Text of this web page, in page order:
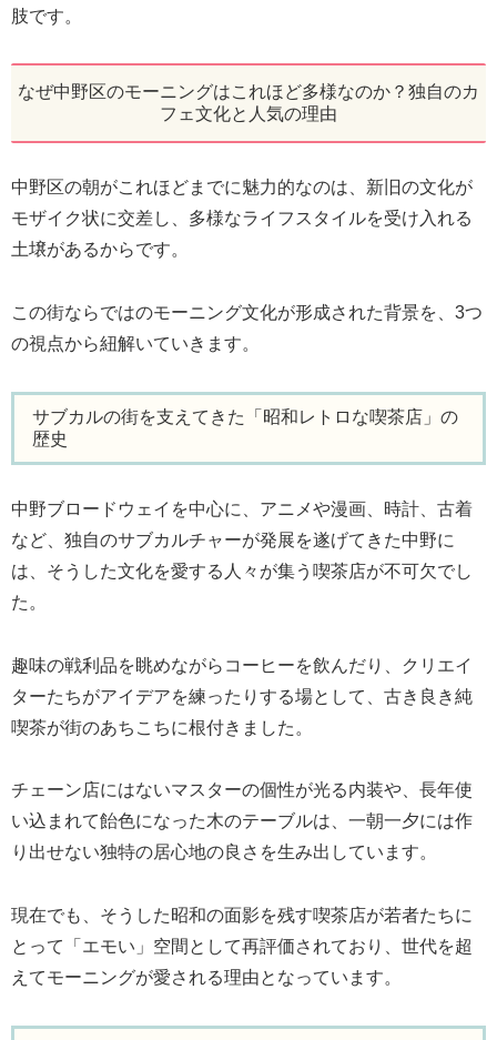
肢です。
なぜ中野区のモーニングはこれほど多様なのか？独自のカ
フェ文化と人気の理由
中野区の朝がこれほどまでに魅力的なのは、新旧の文化が
モザイク状に交差し、多様なライフスタイルを受け入れる
土壌があるからです。
この街ならではのモーニング文化が形成された背景を、3つ
の視点から紐解いていきます。
サブカルの街を支えてきた「昭和レトロな喫茶店」の
歴史
中野ブロードウェイを中心に、アニメや漫画、時計、古着
など、独自のサブカルチャーが発展を遂げてきた中野に
は、そうした文化を愛する人々が集う喫茶店が不可欠でし
た。
趣味の戦利品を眺めながらコーヒーを飲んだり、クリエイ
ターたちがアイデアを練ったりする場として、古き良き純
喫茶が街のあちこちに根付きました。
チェーン店にはないマスターの個性が光る内装や、長年使
い込まれて飴色になった木のテーブルは、一朝一夕には作
り出せない独特の居心地の良さを生み出しています。
現在でも、そうした昭和の面影を残す喫茶店が若者たちに
とって「エモい」空間として再評価されており、世代を超
えてモーニングが愛される理由となっています。